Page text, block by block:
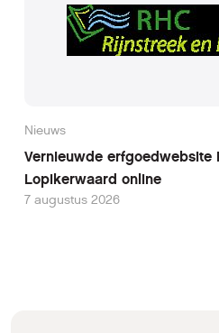
Nieuws
Vernieuwde erfgoedwebsite
Lopikerwaard online
7 augustus 2026